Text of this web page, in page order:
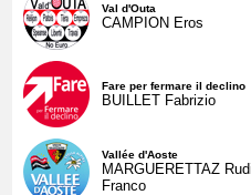
Val d'Outa
CAMPION Eros
Fare per fermare il declino
BUILLET Fabrizio
Vallée d'Aoste
MARGUERETTAZ
Franco